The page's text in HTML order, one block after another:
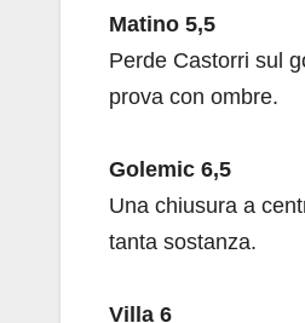
Matino 5,5
Perde Castorri sul
prova con ombre.
Golemic 6,5
Una chiusura a
tanta sostanza.
Villa 6